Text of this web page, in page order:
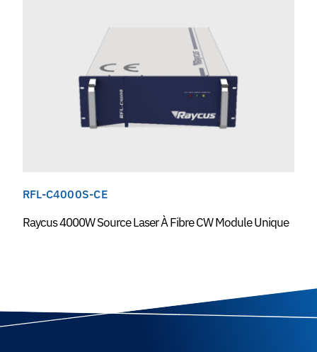
RFL-C4000S-CE
Raycus 4000W Source Laser À Fibre CW Module Unique